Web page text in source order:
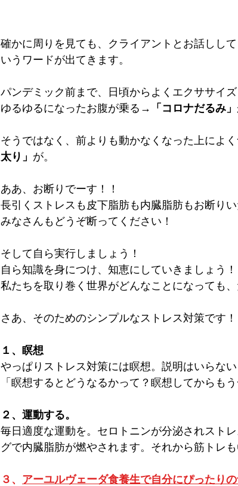
確かに周りを見ても、クライアントとお話しし
いうワードが出てきます。
パンデミック前まで、日頃からよくエクササイ
ゆるゆるになったお腹が乗る→
「コロナだるみ」
そうではなく、前よりも動かなくなった上によ
太り」 が。
ああ、お断りでーす！！
長引くストレスも皮下脂肪も内臓脂肪もお断りい
みなさんもどうぞ断ってください！
そして自ら実行しましょう！
自ら知識を身につけ、知恵にしていきましょう！
私たちを取り巻く世界がどんなことになっても
さあ、そのためのシンプルなストレス対策です！
１、瞑想
やっぱりストレス対策には瞑想。説明はいらない
「瞑想するとどうなるかって？瞑想してからも
２、運動する。
毎日適度な運動を。セロトニンが分泌されスト
グで内臓脂肪が燃やされます。それから筋トレ
３、 アーユルヴェーダ食養生で自分にぴったり